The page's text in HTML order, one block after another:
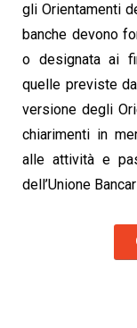
gli Orientamenti
banche devono
o designata ai
quelle previste
versione degli
chiarimenti in
alle attività e
dell’Unione